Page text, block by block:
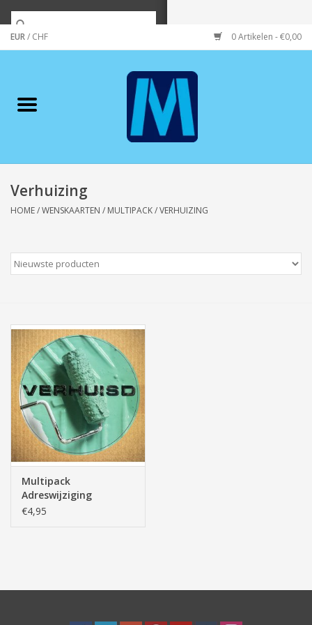
EUR/ CHF 0 Artikelen - €0,00
Merken
Wonen/koken/huishouden
Wenskaarten
Tassen/Portemonnee
Boeken
Elektra
Baby & Peuter
Speelgoed & hobby
Verhuizing
HOME/WENSKAARTEN / MULTIPACK/VERHUIZING
Multipack
Adreswijziging
€4,95